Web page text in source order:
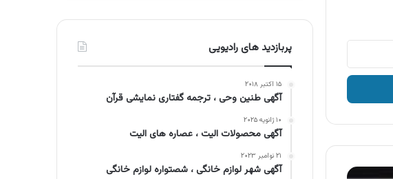
پربازدید های رادیویی
۱۵ اکتبر ۲۰۱۸
آگهی طنین وحی ، ترجمه گفتاری نمایشی قرآن
۱۰ ژانویه ۲۰۲۵
آگهی محصولات الیت ، عصاره های الیت
۲۱ نوامبر ۲۰۲۳
آگهی شهر لوازم خانگی ، شصتواره لوازم خانگی